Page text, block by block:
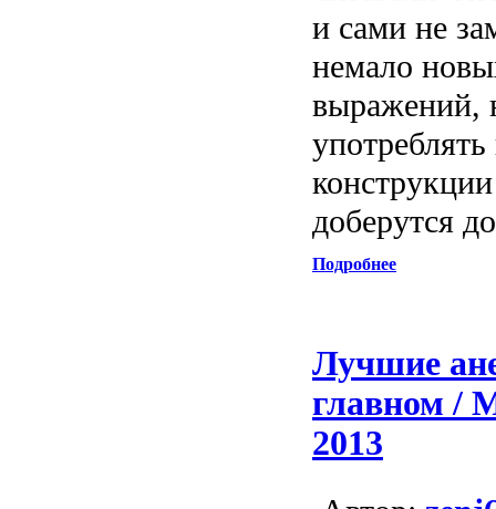
и сами не
немало
выражений,
доберутся
Подробнее
Лучшие
главном /
2013